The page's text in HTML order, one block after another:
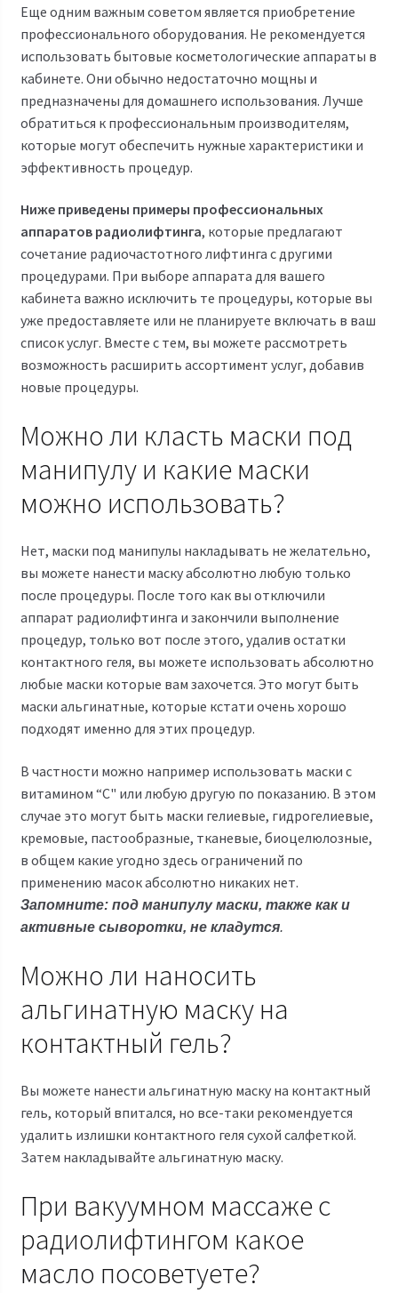
Еще одним важным советом является приобретение
профессионального оборудования. Не рекомендуется
использовать бытовые косметологические аппараты в
кабинете. Они обычно недостаточно мощны и
предназначены для домашнего использования. Лучше
обратиться к профессиональным производителям,
которые могут обеспечить нужные характеристики и
эффективность процедур.
Ниже приведены примеры профессиональных
аппаратов радиолифтинга, которые предлагают
сочетание радиочастотного лифтинга с другими
процедурами. При выборе аппарата для вашего
кабинета важно исключить те процедуры, которые вы
уже предоставляете или не планируете включать в ваш
список услуг. Вместе с тем, вы можете рассмотреть
возможность расширить ассортимент услуг, добавив
новые процедуры.
Можно ли класть маски под
манипулу и какие маски
можно использовать?
Нет, маски под манипулы накладывать не желательно,
вы можете нанести маску абсолютно любую только
после процедуры. После того как вы отключили
аппарат радиолифтинга и закончили выполнение
процедур, только вот после этого, удалив остатки
контактного геля, вы можете использовать абсолютно
любые маски которые вам захочется. Это могут быть
маски альгинатные, которые кстати очень хорошо
подходят именно для этих процедур.
В частности можно например использовать маски с
витамином “С" или любую другую по показанию. В этом
случае это могут быть маски гелиевые, гидрогелиевые,
кремовые, пастообразные, тканевые, биоцелюлозные,
в общем какие угодно здесь ограничений по
применению масок абсолютно никаких нет.
Запомните: под манипулу маски, также как и
активные сыворотки, не кладутся.
Можно ли наносить
альгинатную маску на
контактный гель?
Вы можете нанести альгинатную маску на контактный
гель, который впитался, но все-таки рекомендуется
удалить излишки контактного геля сухой салфеткой.
Затем накладывайте альгинатную маску.
При вакуумном массаже с
радиолифтингом какое
масло посоветуете?